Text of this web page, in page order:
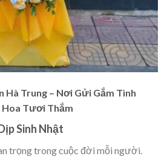
Hà Trung – Nơi Gửi Gắm Tình
Tươi Thắm
Sinh Nhật
trọng trong cuộc đời mỗi người.